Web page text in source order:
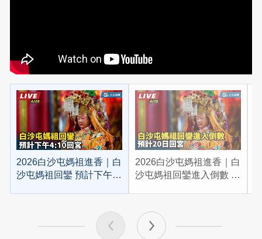
2026白沙屯媽祖進香｜白
沙屯媽祖回鑾 預計下午
2026白沙屯媽祖進香｜白
沙屯媽祖回鑾進入倒數 預